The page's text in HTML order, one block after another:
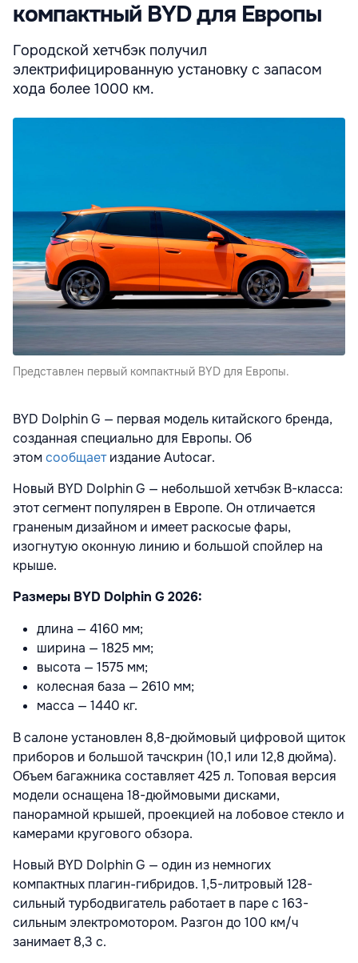
компактный BYD для Европы
Городской хетчбэк получил
электрифицированную установку с запасом
хода более 1000 км.
Представлен первый компактный BYD для Европы.
BYD Dolphin G — первая модель китайского бренда,
созданная специально для Европы. Об
этомсообщает издание Autocar.
Новый BYD Dolphin G — небольшой хетчбэк В-класса:
этот сегмент популярен в Европе. Он отличается
граненым дизайном и имеет раскосые фары,
изогнутую оконную линию и большой спойлер на
крыше.
Размеры BYD Dolphin G 2026:
длина — 4160 мм;
ширина — 1825 мм;
высота — 1575 мм;
колесная база — 2610 мм;
масса — 1440 кг.
В салоне установлен 8,8-дюймовый цифровой щиток
приборов и большой тачскрин (10,1 или 12,8 дюйма).
Объем багажника составляет 425 л. Топовая версия
модели оснащена 18-дюймовыми дисками,
панорамной крышей, проекцией на лобовое стекло и
камерами кругового обзора.
Новый BYD Dolphin G — один из немногих
компактных плагин-гибридов. 1,5-литровый 128-
сильный турбодвигатель работает в паре с 163-
сильным электромотором. Разгон до 100 км/ч
занимает 8,3 с.